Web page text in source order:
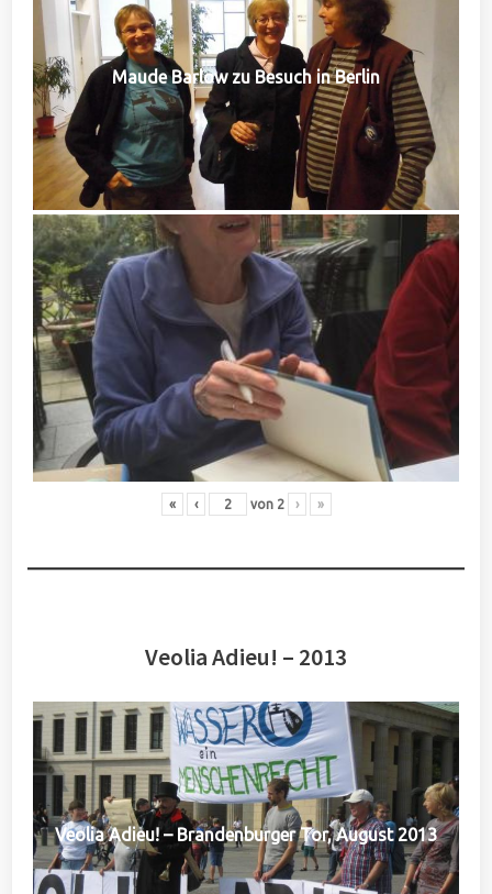
Maude Barlow zu Besuch in Berlin
« ‹ von 2 › »
Veolia Adieu! – 2013
Veolia Adieu! – Brandenburger Tor, August 2013